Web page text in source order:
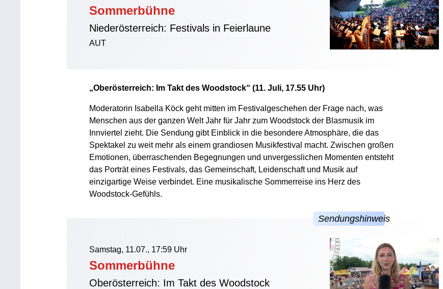
Sommerbühne
Niederösterreich: Festivals in Feierlaune
AUT
„Oberösterreich: Im Takt des Woodstock“ (11. Juli, 17.55 Uhr)
Moderatorin Isabella Köck geht mitten im Festivalgeschehen der Frage nach, was
Menschen aus der ganzen Welt Jahr für Jahr zum Woodstock der Blasmusik im
Innviertel zieht. Die Sendung gibt Einblick in die besondere Atmosphäre, die das
Spektakel zu weit mehr als einem grandiosen Musikfestival macht. Zwischen großen
Emotionen, überraschenden Begegnungen und unvergesslichen Momenten entsteht
das Porträt eines Festivals, das Gemeinschaft, Leidenschaft und Musik auf
einzigartige Weise verbindet. Eine musikalische Sommerreise ins Herz des
Woodstock-Gefühls.
Samstag, 11.07., 17:59 Uhr
Sommerbühne
Oberösterreich: Im Takt des Woodstock